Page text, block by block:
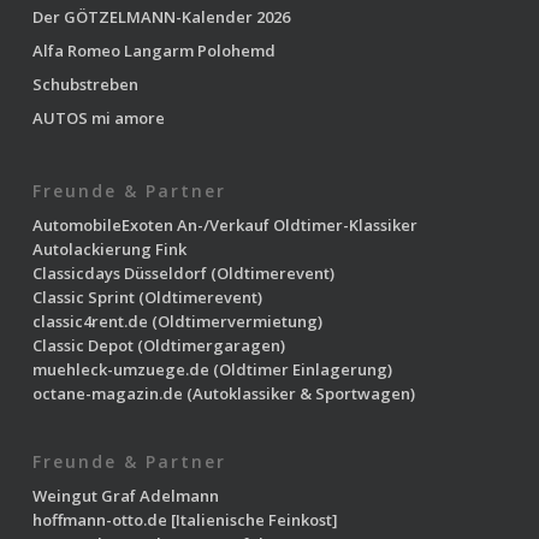
Der GÖTZELMANN-Kalender 2026
Alfa Romeo Langarm Polohemd
Schubstreben
AUTOS mi amore
Freunde & Partner
AutomobileExoten An-/Verkauf Oldtimer-Klassiker
Autolackierung Fink
Classicdays Düsseldorf(Oldtimerevent)
Classic Sprint(Oldtimerevent)
classic4rent.de (Oldtimervermietung)
Classic Depot(Oldtimergaragen)
muehleck-umzuege.de (Oldtimer Einlagerung)
octane-magazin.de (Autoklassiker & Sportwagen)
Freunde & Partner
Weingut Graf Adelmann
hoffmann-otto.de [Italienische Feinkost]